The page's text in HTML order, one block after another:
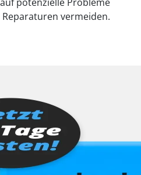
vermeiden.